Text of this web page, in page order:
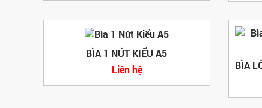
BÌA 1 NÚT KIỂU A5
Liên hệ